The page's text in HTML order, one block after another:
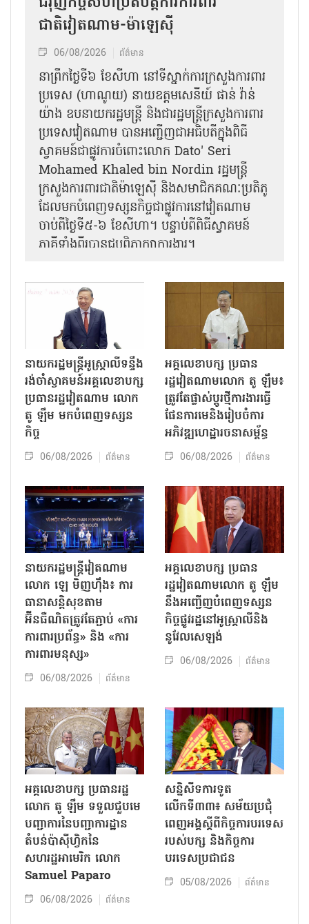
ជាតិវៀតណាម-ម៉ាឡេស៊ី
06/08/2026 ព័ត៌មាន
នា​ព្រឹកថ្ងៃទី៦ ខែសីហា នៅទីស្នាក់ការក្រសួងការពារ
ប្រទេស (ហាណូយ) នាយឧត្តមសេនីយ៍ ផាន់ វ៉ាន់
យ៉ាង ឧបនាយករដ្ឋមន្ត្រី និងជារដ្ឋមន្ត្រីក្រសួងការពារ
ប្រទេសវៀតណាម បានអញ្ជើញជាអធិបតីក្នុងពិធី
ស្វាគមន៍ជាផ្លូវការ​ចំពោះលោក Dato' Seri
Mohamed Khaled bin Nordin រដ្ឋមន្ត្រី
ក្រសួងការពារជាតិម៉ាឡេស៊ី និងសមាជិកគណៈប្រតិភូ
ដែលមកបំពេញទស្សនកិច្ចជាផ្លូវការនៅវៀតណាម
ចាប់ពីថ្ងៃទី៥-៦ ខែសីហា។ បន្ទាប់ពីពិធីស្វាគមន៍
ភាគីទាំងពីរបានជួបពិភាក្សាការងារ​។
នាយករដ្ឋមន្ត្រីអូស្ត្រាលីទន្ទឹង
រង់ចាំស្វាគមន៍អគ្គលេខាបក្ស
ប្រធានរដ្ឋវៀតណាម លោក
តូ ឡឹម មកបំពេញទស្សន
កិច្ច
06/08/2026 ព័ត៌មាន
អគ្គលេខាបក្ស ប្រធាន
រដ្ឋវៀតណាមលោក តូ ឡឹម៖
ត្រូវតែផ្លាស់ប្ដូរថ្មីការងារធ្វើ
ផែនការមេនិងរៀបចំការ
អភិវឌ្ឍហេដ្ឋារចនាសម្ព័ន្ធ
06/08/2026 ព័ត៌មាន
នាយករដ្ឋមន្ត្រីវៀតណាម
លោក ឡេ មិញហ៊ឹង៖ ការ
ធានាសន្តិសុខតាម
អ៊ីនធឺណិតត្រូវតែភ្ជាប់ «ការ
ការពារប្រព័ន្ធ» និង «ការ
ការពារមនុស្ស»
06/08/2026 ព័ត៌មាន
អគ្គលេខាបក្ស ប្រធាន
រដ្ឋវៀតណាមលោក តូ ឡឹម
នឹងអញ្ជើញបំពេញទស្សន
កិច្ចផ្លូវរដ្ឋនៅអូស្ត្រាលីនិង
នូវែលសេឡង់
06/08/2026 ព័ត៌មាន
អគ្គលេខាបក្ស ប្រធានរដ្ឋ
លោក តូ ឡឹម ទទួលជួបមេ
បញ្ជាការនៃបញ្ជាការដ្ឋាន
តំបន់ប៉ាស៊ីហ្វិកនៃ
សហរដ្ឋអាមេរិក លោក
Samuel Paparo
06/08/2026 ព័ត៌មាន
សន្និសីទការទូត
លើកទី៣៣៖ សម័យប្រជុំ
ពេញអង្គស្តីពីកិច្ច​ការបរទេស
របស់​បក្ស និងកិច្ច​ការ
បរទេសប្រជាជន
05/08/2026 ព័ត៌មាន